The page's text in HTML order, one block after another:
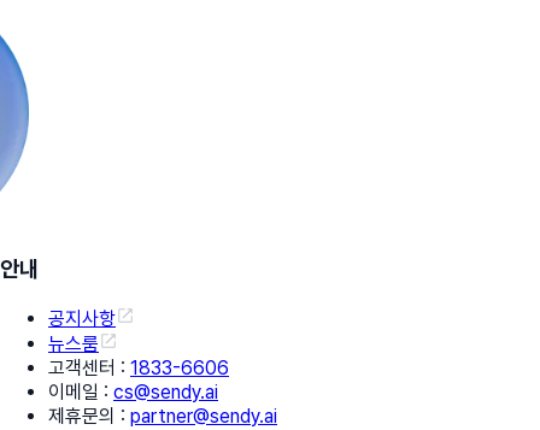
안내
공지사항
뉴스룸
고객센터 : 1833-6606
이메일 : cs@sendy.ai
제휴문의 : partner@sendy.ai